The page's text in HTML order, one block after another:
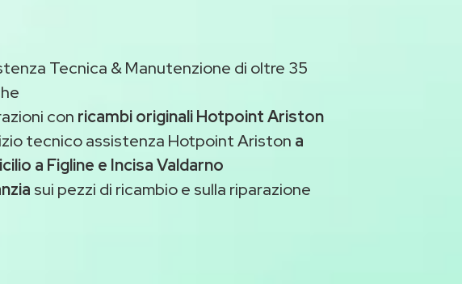
Tecnica & Manutenzione di oltre 35
con ricambi originali Hotpoint Ariston
tecnico assistenza Hotpoint Ariston a
a Figline e Incisa Valdarno
sui pezzi di ricambio e sulla riparazione